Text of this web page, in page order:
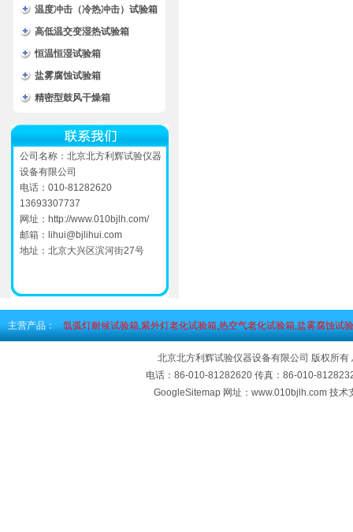
温度冲击（冷热冲击）试验箱
高低温交变湿热试验箱
恒温恒湿试验箱
盐雾腐蚀试验箱
精密型鼓风干燥箱
公司名称：北京北方利辉试验仪器
设备有限公司
电话：010-81282620
13693307737
网址： http://www.010bjlh.com/
邮箱： lihui@bjlihui.com
地址：北京大兴区滨河街27号
主营产品： 氙弧灯耐候试验箱,紫外灯老化试验箱,热空气老化试验箱,盐雾腐蚀试
北京北方利辉试验仪器设备有限公司 版权所有
电话：86-010-81282620 传真：86-010-
GoogleSitemap 网址：www.010bjlh.com 技